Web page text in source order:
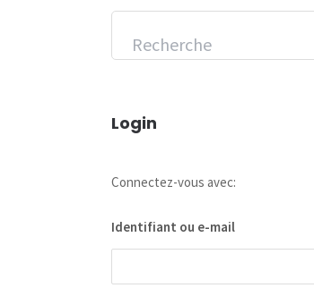
Login
Connectez-vous avec:
Identifiant ou e-mail